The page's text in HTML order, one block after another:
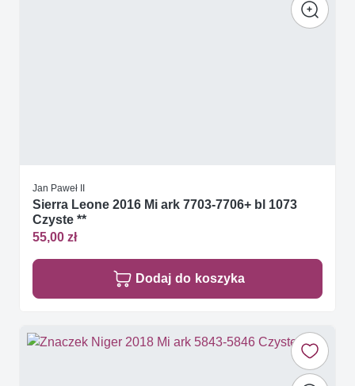
Jan Paweł II
Sierra Leone 2016 Mi ark 7703-7706+ bl 1073
Czyste **
55,00 zł
Dodaj do koszyka